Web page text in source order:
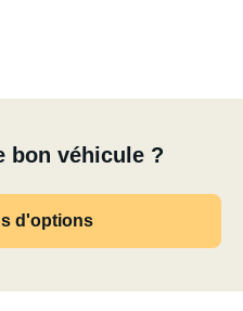
! Idéal pour ceux qui ne
: 4 chaises et une table
de caravane Milenco
bon véhicule ?
d'options